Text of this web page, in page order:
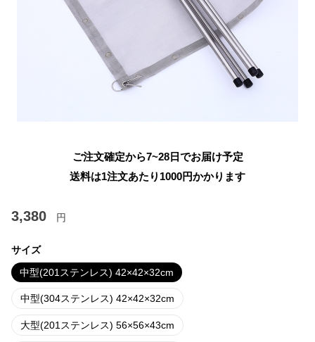
ご注文確定から7~28日でお届け予定
送料は1注文あたり 1000円かかります
3,380 円
サイズ
中型(201ステンレス) 42×42×32cm
中型(304ステンレス) 42×42×32cm
大型(201ステンレス) 56×56×43cm